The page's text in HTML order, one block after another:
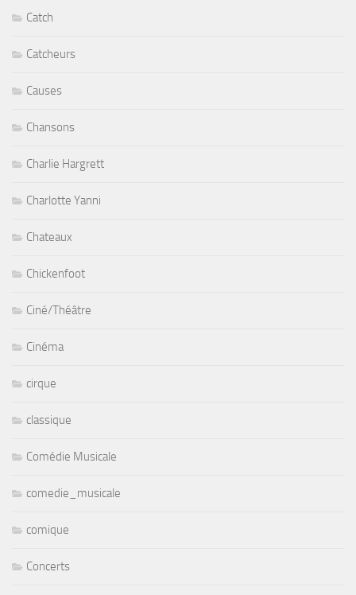
Catch
Catcheurs
Causes
Chansons
Charlie Hargrett
Charlotte Yanni
Chateaux
Chickenfoot
Ciné/Théâtre
Cinéma
cirque
classique
Comédie Musicale
comedie_musicale
comique
Concerts